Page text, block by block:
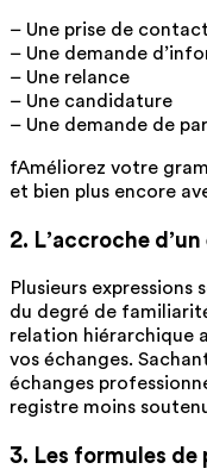
– Une prise de contact
– Une demande
– Une relance
– Une candidature
– Une demande de
fAméliorez votre
et bien plus encore
2. L’accroche d’un
Plusieurs
du degré de
relation hiérarchique
vos échanges.
échanges
registre moins
3. Les formules de